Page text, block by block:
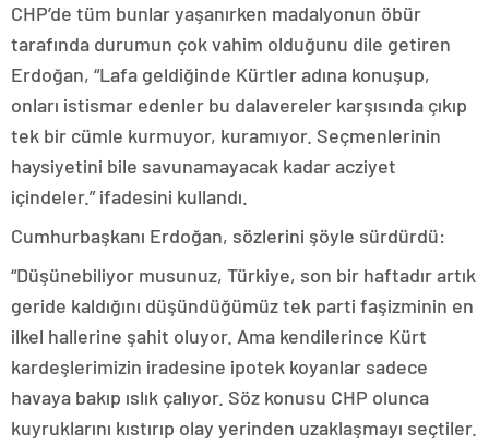
CHP’de tüm bunlar yaşanırken madalyonun öbür
tarafında durumun çok vahim olduğunu dile getiren
Erdoğan, “Lafa geldiğinde Kürtler adına konuşup,
onları istismar edenler bu dalavereler karşısında çıkıp
tek bir cümle kurmuyor, kuramıyor. Seçmenlerinin
haysiyetini bile savunamayacak kadar acziyet
içindeler.” ifadesini kullandı.
Cumhurbaşkanı Erdoğan, sözlerini şöyle sürdürdü:
“Düşünebiliyor musunuz, Türkiye, son bir haftadır artık
geride kaldığını düşündüğümüz tek parti faşizminin en
ilkel hallerine şahit oluyor. Ama kendilerince Kürt
kardeşlerimizin iradesine ipotek koyanlar sadece
havaya bakıp ıslık çalıyor. Söz konusu CHP olunca
kuyruklarını kıstırıp olay yerinden uzaklaşmayı seçtiler.